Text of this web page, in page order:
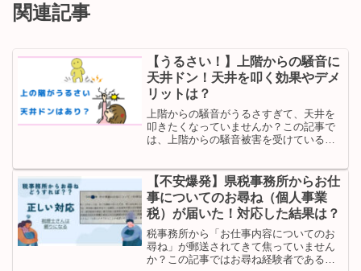
関連記事
【うるさい！】上階からの騒音に
天井ドン！天井を叩く効果やデメ
リットは？
上階からの騒音がうるさすぎて、天井を
叩きたくなっていませんか？この記事で
は、上階からの騒音被害を受けている筆
騒音に悩んでいる人はぜひご覧くださ
い。
【不安爆発】県税事務所からお仕
事についてのお尋ね（個人事業
税）が届いた！対応した結果は？
税事務所から「お仕事内容についてのお
尋ね」が郵送されてきて焦っていません
か？この記事ではお尋ね経験者である私